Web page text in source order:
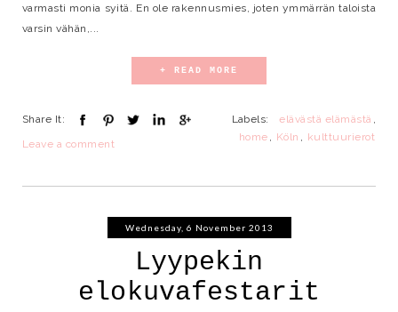
varmasti monia syitä. En ole rakennusmies, joten ymmärrän taloista
varsin vähän,...
+ READ MORE
Share It:
Leave a comment
Labels: elävästä elämästä
home
Köln kulttuurierot
Wednesday, 6 November 2013
Lyypekin
elokuvafestarit